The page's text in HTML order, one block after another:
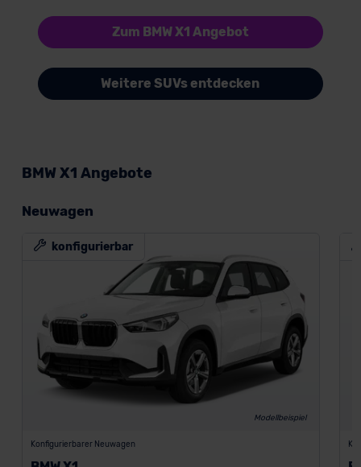
Zum BMW X1 Angebot
Weitere SUVs entdecken
BMW X1 Angebote
Neuwagen
Modellbeispiel
konfigurierbar
Konfigurierbarer Neuwagen